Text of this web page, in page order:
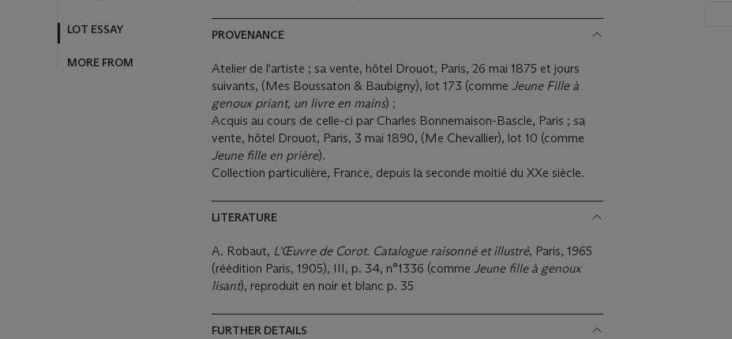
PROVENANCE
Atelier de l'artiste ; sa vente, hôtel Drouot, Paris, 26 mai 1875 et jours
suivants, (Mes Boussaton & Baubigny), lot 173 (comme Jeune Fille à
genoux priant, un livre en mains) ;
Acquis au cours de celle-ci par Charles Bonnemaison-Bascle, Paris ; sa
vente, hôtel Drouot, Paris, 3 mai 1890, (Me Chevallier), lot 10 (comme
Jeune fille en prière).
Collection particulière, France, depuis la seconde moitié du XXe siècle.
LITERATURE
A. Robaut, L'Œuvre de Corot. Catalogue raisonné et illustré, Paris, 1965
(réédition Paris, 1905), III, p. 34, n°1336 (comme Jeune fille à genoux
lisant), reproduit en noir et blanc p. 35
FURTHER DETAILS